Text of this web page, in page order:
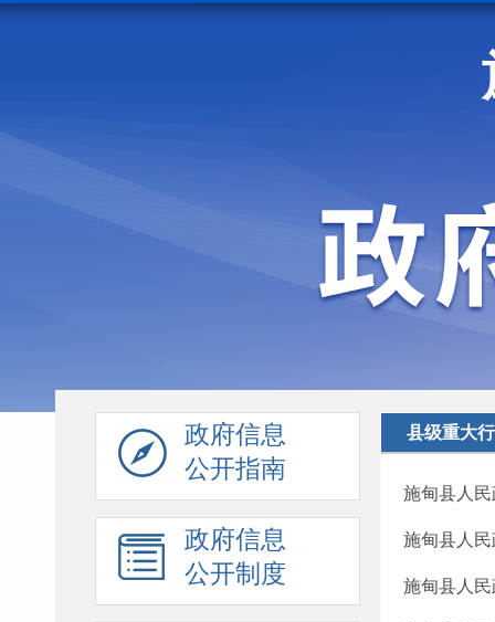
政府信息
公开指南
政府信息
公开制度
县级重大
施甸县人
施甸县人
施甸县人